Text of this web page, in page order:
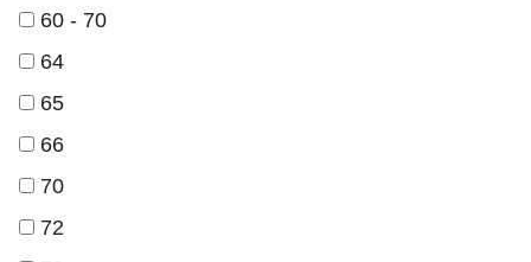
60 - 70
64
65
66
70
72